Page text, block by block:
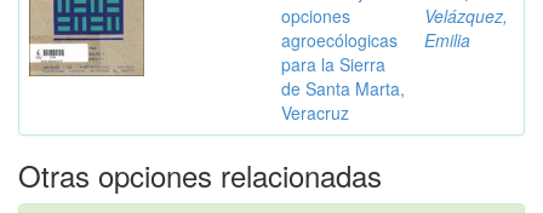
opciones
agroecólogicas
para la Sierra
de Santa Marta,
Veracruz
Velázquez,
Emilia
Otras opciones relacionadas